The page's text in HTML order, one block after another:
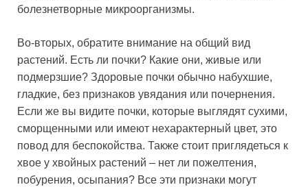
болезнетворные микроорганизмы.
Во-вторых, обратите внимание на общий вид
растений. Есть ли почки? Какие они, живые или
подмерзшие? Здоровые почки обычно набухшие,
гладкие, без признаков увядания или почернения.
Если же вы видите почки, которые выглядят сухими,
сморщенными или имеют нехарактерный цвет, это
повод для беспокойства. Также стоит приглядеться к
хвое у хвойных растений – нет ли пожелтения,
побурения, осыпания? Все эти признаки могут